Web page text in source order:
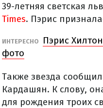
39-летняя светская
Times. Пэрис
ИНТЕРЕСНО
Пэрис
фото
Также звезда
Кардашян. К слову,
для рождения троих